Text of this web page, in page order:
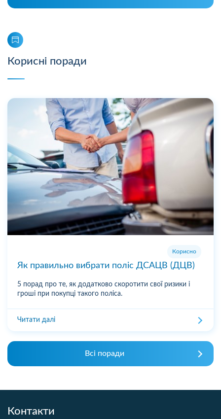
Корисні поради
Корисно
Як правильно вибрати поліс ДСАЦВ (ДЦВ)
5 порад про те, як додатково скоротити свої ризики і
гроші при покупці такого поліса.
Читати далі
Всі поради
Контакти